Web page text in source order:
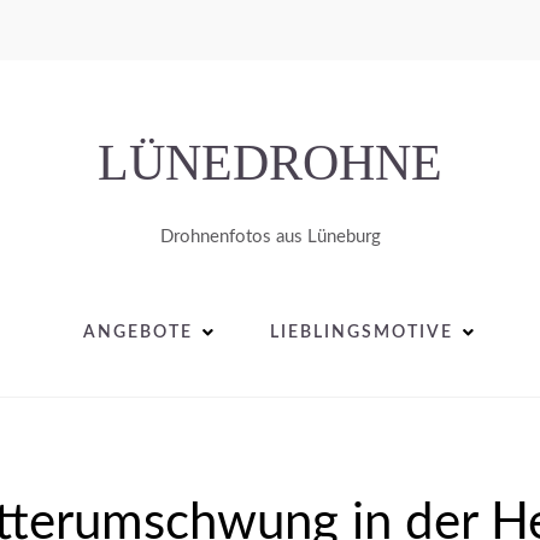
LÜNEDROHNE
Drohnenfotos aus Lüneburg
ANGEBOTE LIEBLINGSMOTIVE
in der